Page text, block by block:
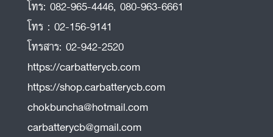
โทร: 082-965-4446, 080-963-6661
โทร : 02-156-9141
โทรสาร: 02-942-2520
https://carbatterycb.com
https://shop.carbatterycb.com
chokbuncha@hotmail.com
carbatterycb@gmail.com